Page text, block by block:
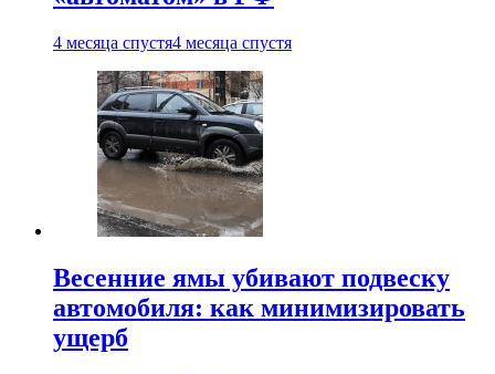
4 месяца спустя4 месяца спустя
Весенние ямы убивают подвеску
автомобиля: как минимизировать
ущерб